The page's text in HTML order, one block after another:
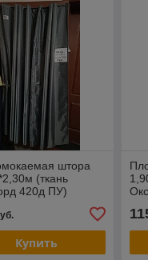
штора
(ткань
420д ПУ)
Купить